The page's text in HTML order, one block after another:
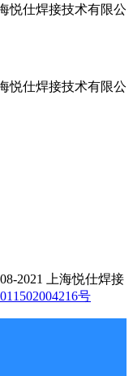
2021 上海悦仕焊接
号